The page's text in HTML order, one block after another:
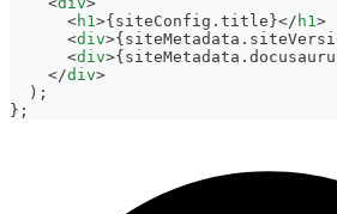
<h1>{ siteConfig . title }</ h1>
<div>{ siteMetadata .
<div>{ siteMetadata .
</div>
) ;
} ;